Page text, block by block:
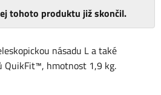
násadu L a také
QuikFit™, hmotnost 1,9 kg.
tohoto produktu již skončil.